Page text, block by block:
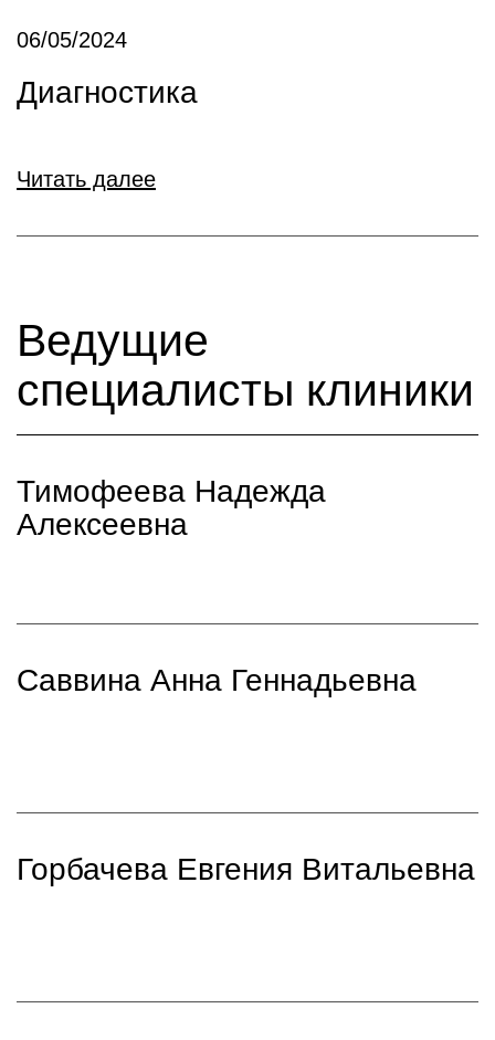
06/05/2024
Диагностика
Читать далее
Ведущие
специалисты клиники
Тимофеева Надежда
Алексеевна
Саввина Анна Геннадьевна
Горбачева Евгения Витальевна